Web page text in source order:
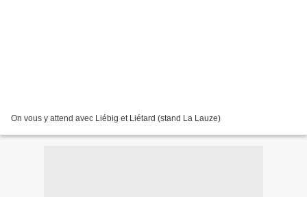
On vous y attend avec Liébig et Liétard (stand La Lauze)